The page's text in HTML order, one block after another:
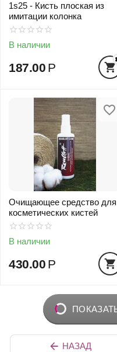
1s25 - Кисть плоская из
имитации колонка
В наличии
187.00 Р
Очищающее средство для
косметических кистей
В наличии
430.00 Р
НАЗАД